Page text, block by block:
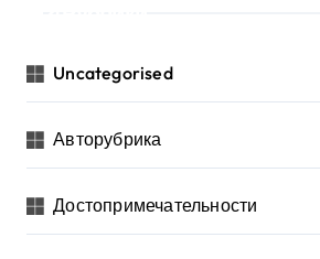
Uncategorised
Авторубрика
Достопримечательности